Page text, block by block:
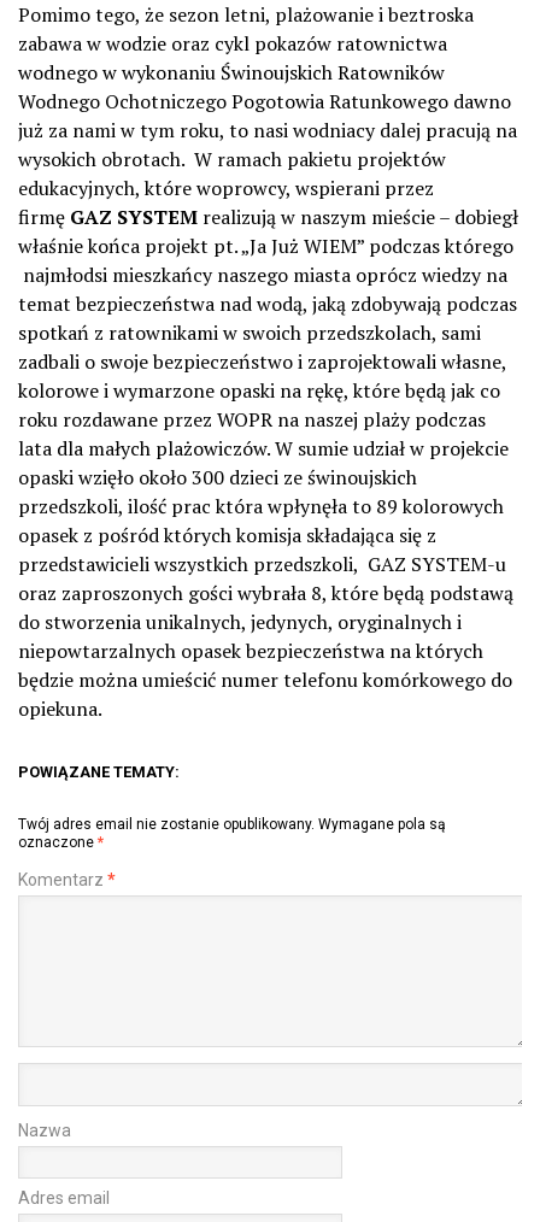
Pomimo tego, że sezon letni, plażowanie i beztroska
zabawa w wodzie oraz cykl pokazów ratownictwa
wodnego w wykonaniu Świnoujskich Ratowników
Wodnego Ochotniczego Pogotowia Ratunkowego dawno
już za nami w tym roku, to nasi wodniacy dalej pracują na
wysokich obrotach. W ramach pakietu projektów
edukacyjnych, które woprowcy, wspierani przez
firmę GAZ SYSTEM realizują w naszym mieście – dobiegł
właśnie końca projekt pt. „Ja Już WIEM” podczas którego
najmłodsi mieszkańcy naszego miasta oprócz wiedzy na
temat bezpieczeństwa nad wodą, jaką zdobywają podczas
spotkań z ratownikami w swoich przedszkolach, sami
zadbali o swoje bezpieczeństwo i zaprojektowali własne,
kolorowe i wymarzone opaski na rękę, które będą jak co
roku rozdawane przez WOPR na naszej plaży podczas
lata dla małych plażowiczów. W sumie udział w projekcie
opaski wzięło około 300 dzieci ze świnoujskich
przedszkoli, ilość prac która wpłynęła to 89 kolorowych
opasek z pośród których komisja składająca się z
przedstawicieli wszystkich przedszkoli, GAZ SYSTEM-u
oraz zaproszonych gości wybrała 8, które będą podstawą
do stworzenia unikalnych, jedynych, oryginalnych i
niepowtarzalnych opasek bezpieczeństwa na których
będzie można umieścić numer telefonu komórkowego do
opiekuna.
POWIĄZANE TEMATY:
Twój adres email nie zostanie opublikowany. Wymagane pola są
oznaczone *
Komentarz *
Nazwa
Adres email